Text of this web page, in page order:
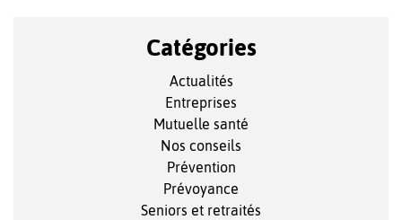
Catégories
Actualités
Entreprises
Mutuelle santé
Nos conseils
Prévention
Prévoyance
Seniors et retraités